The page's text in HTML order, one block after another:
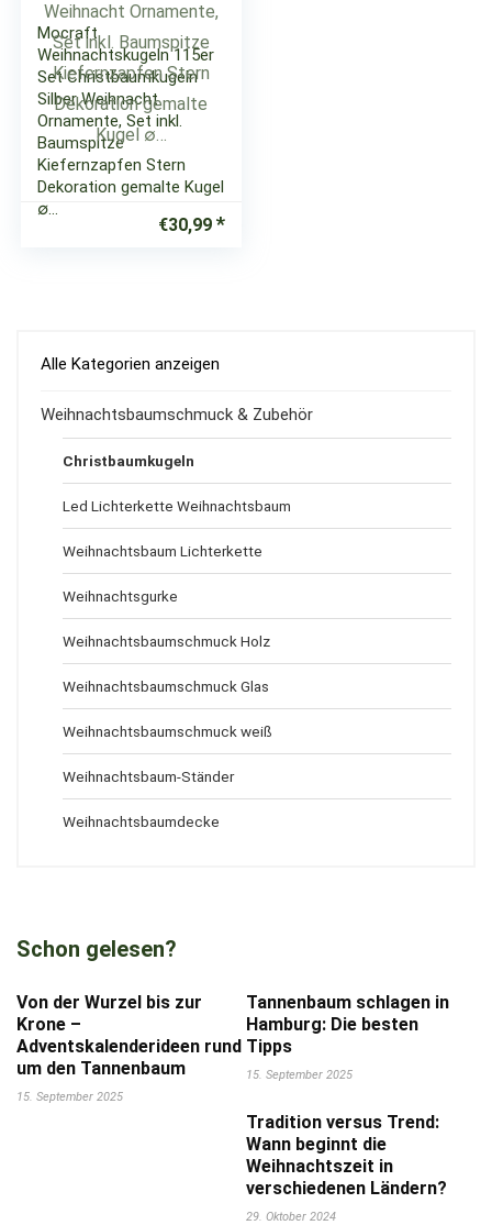
Mocraft
Weihnachtskugeln 115er
Set Christbaumkugeln
Silber Weihnacht
Ornamente, Set inkl.
Baumspitze
Kiefernzapfen Stern
Dekoration gemalte Kugel
∅…
€30,99
Alle Kategorien anzeigen
Weihnachtsbaumschmuck & Zubehör
Christbaumkugeln
Led Lichterkette Weihnachtsbaum
Weihnachtsbaum Lichterkette
Weihnachtsgurke
Weihnachtsbaumschmuck Holz
Weihnachtsbaumschmuck Glas
Weihnachtsbaumschmuck weiß
Weihnachtsbaum-Ständer
Weihnachtsbaumdecke
Schon gelesen?
Von der Wurzel bis zur
Krone –
Adventskalenderideen rund
um den Tannenbaum
15. September 2025
Tannenbaum schlagen in
Hamburg: Die besten
Tipps
15. September 2025
Tradition versus Trend:
Wann beginnt die
Weihnachtszeit in
verschiedenen Ländern?
29. Oktober 2024